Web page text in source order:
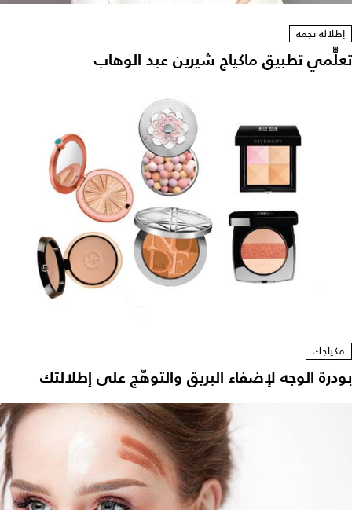
إطلالة نجمة
تعلّّمي تطبيق ماكياج شيرين عبد الوهاب
مكياجك
بودرة الوجه لإضفاء البريق والتوهّج على إطلالتك